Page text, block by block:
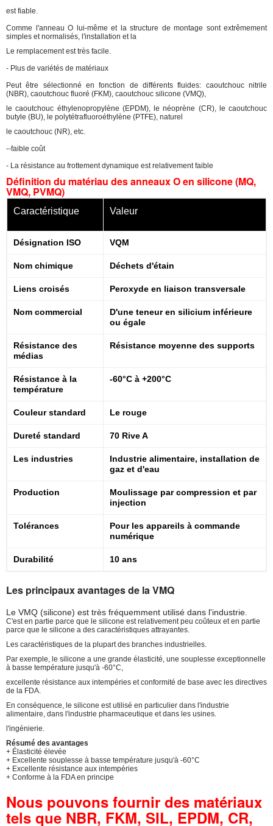
est fiable.
Comme l'anneau O lui-même et la structure de montage sont extrêmement
simples et normalisés, l'installation et la
Le remplacement est très facile.
- Plus de variétés de matériaux
Peut être sélectionné en fonction de différents fluides: caoutchouc nitrile
(NBR), caoutchouc fluoré (FKM), caoutchouc silicone (VMQ),
le caoutchouc éthylenopropylène (EPDM), le néoprène (CR), le caoutchouc
butyle (BU), le polytétrafluoroéthylène (PTFE), naturel
le caoutchouc (NR), etc.
--faible coût
- La résistance au frottement dynamique est relativement faible
Définition du matériau des anneaux O en silicone (MQ,
VMQ, PVMQ)
Caractéristique Valeur
Désignation ISO VQM
Nom chimique Déchets d'étain
Liens croisés Peroxyde en liaison transversale
Nom commercial
D'une teneur en silicium inférieure
ou égale
Résistance des
médias
Résistance moyenne des supports
Résistance à la
température
-60°C à +200°C
Couleur standard Le rouge
Dureté standard 70 Rive A
Les industries
Industrie alimentaire, installation de
gaz et d'eau
Production
Moulissage par compression et par
injection
Tolérances
Pour les appareils à commande
numérique
Durabilité 10 ans
Les principaux avantages de la VMQ
Le VMQ (silicone) est très fréquemment utilisé dans l'industrie.
C'est en partie parce que le silicone est relativement peu coûteux et en partie
parce que le silicone a des caractéristiques attrayantes.
Les caractéristiques de la plupart des branches industrielles.
Par exemple, le silicone a une grande élasticité, une souplesse exceptionnelle
à basse température jusqu'à -60°C,
excellente résistance aux intempéries et conformité de base avec les directives
de la FDA.
En conséquence, le silicone est utilisé en particulier dans l'industrie
alimentaire, dans l'industrie pharmaceutique et dans les usines.
l'ingénierie.
Résumé des avantages
+ Élasticité élevée
+ Excellente souplesse à basse température jusqu'à -60°C
+ Excellente résistance aux intempéries
+ Conforme à la FDA en principe
Nous pouvons fournir des matériaux
tels que NBR, FKM, SIL, EPDM, CR,